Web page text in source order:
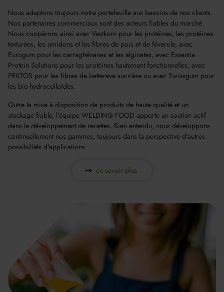
Nous adaptons toujours notre portefeuille aux besoins de nos clients.
Nos partenaires commerciaux sont des acteurs fiables du marché.
Nous coopérons ainsi avec Vestkorn pour les protéines, les protéines
texturées, les amidons et les fibres de pois et de féverole, avec
Eurogum pour les carraghénanes et les alginates, avec Essentia
Protein Solutions pour les protéines hautement fonctionnelles, avec
PEKTOS pour les fibres de betterave sucrière ou avec Swissgum pour
les bio-hydrocolloïdes.
Outre la mise à disposition de produits de haute qualité et un
stockage fiable, l'équipe WELDING FOOD apporte un soutien actif
dans le développement de recettes. Bien entendu, nous développons
continuellement nos gammes, toujours dans la perspective d'autres
possibilités d'applications.
en savoir plus